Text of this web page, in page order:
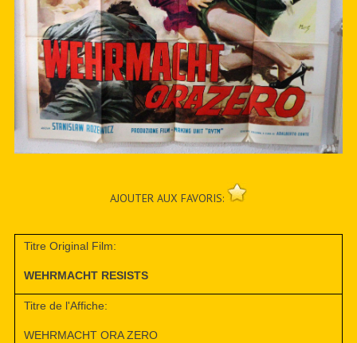
AJOUTER AUX FAVORIS:
Titre Original Film:
WEHRMACHT RESISTS
Titre de l'Affiche:
WEHRMACHT ORA ZERO